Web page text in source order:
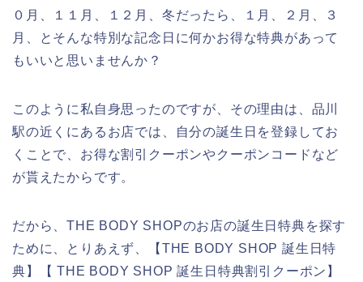
０月、１１月、１２月、冬だったら、１月、２月、３
月、とそんな特別な記念日に何かお得な特典があって
もいいと思いませんか？
このように私自身思ったのですが、その理由は、品川
駅の近くにあるお店では、自分の誕生日を登録してお
くことで、お得な割引クーポンやクーポンコードなど
が貰えたからです。
だから、THE BODY SHOPのお店の誕生日特典を探す
ために、とりあえず、【THE BODY SHOP 誕生日特
典】【 THE BODY SHOP 誕生日特典割引クーポン】